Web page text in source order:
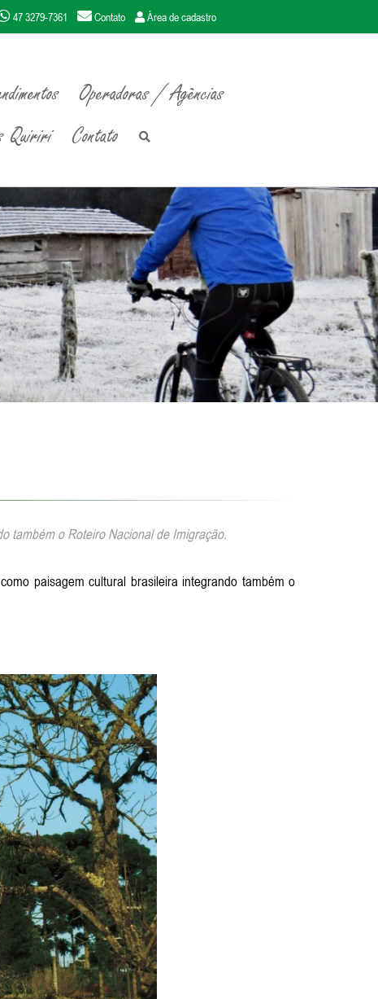
47 3279-7361 Contato Área de cadastro
Operadoras / Agências
Quiriri Contato
também o Roteiro Nacional de Imigração.
paisagem cultural brasileira integrando também o